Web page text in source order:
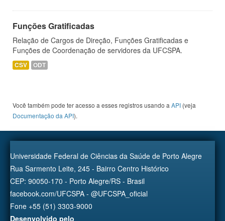
Funções Gratificadas
Relação de Cargos de Direção, Funções Gratificadas e
Funções de Coordenação de servidores da UFCSPA.
CSV ODT
Você também pode ter acesso a esses registros usando a API (veja
Documentação da API).
Universidade Federal de Ciências da Saúde de Porto Alegre
Rua Sarmento Leite, 245 - Bairro Centro Histórico
CEP: 90050-170 - Porto Alegre/RS - Brasil
facebook.com/UFCSPA - @UFCSPA_oficial
Fone +55 (51) 3303-9000
Desenvolvido pelo